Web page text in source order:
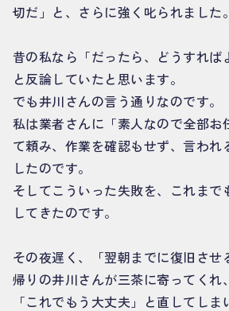
切だ」と、さらに強く叱られました。
昔の私なら「だったら、どうすれば
と反論していたと思います。
でも井川さんの言う通りなのです。
私は業者さんに「素人なので全部お
て頼み、作業を確認もせず、言われ
したのです。
そしてこういった失敗を、これまで
してきたのです。
その夜遅く、「翌朝までに復旧させ
帰りの井川さんが三茶に寄ってくれ
「これでもう大丈夫」と直してしま